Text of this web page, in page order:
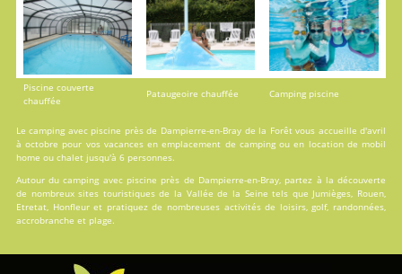
Piscine couverte
chauffée
Pataugeoire chauffée Camping piscine
Le camping avec piscine près de Dampierre-en-Bray de la Forêt vous accueille d'avril
à octobre pour vos vacances enemplacement de campingou en locationde mobil
home ou chalet jusqu'à 6 personnes.
Autour du camping avec piscine près de Dampierre-en-Bray, partez à la découverte
de nombreux sites touristiques de la Vallée de la Seine tels que Jumièges, Rouen,
Etretat, Honfleur et pratiquez de nombreuses activités de loisirs, golf, randonnées,
accrobranche et plage.